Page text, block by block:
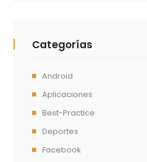
Categorías
Android
Aplicaciones
Best-Practice
Deportes
Facebook